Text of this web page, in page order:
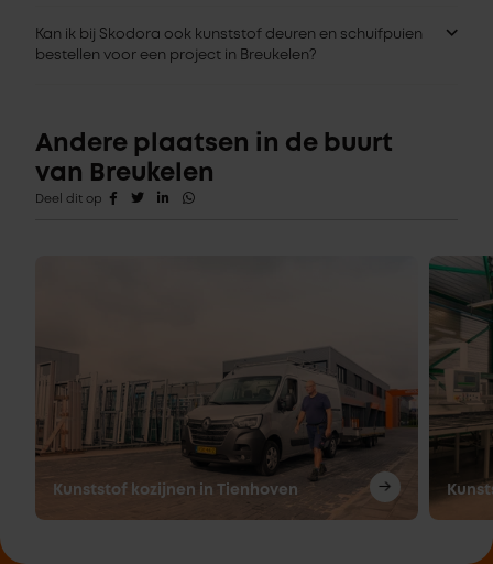
Kan ik bij Skodora ook kunststof deuren en schuifpuien
bestellen voor een project in Breukelen?
Andere plaatsen in de buurt
van Breukelen
Deel dit op
Kunststof kozijnen in Tienhoven